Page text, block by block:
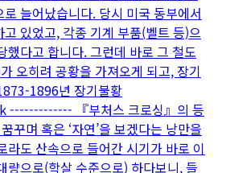
늘어났습니다. 당시 미국 동부에서
있었고, 각종 기계 부품(벨트 등)으
했다고 합니다. 그런데 바로 그 철도
오히려 공황을 가져오게 되고, 장기
1896년 장기불황
『부처스 크로싱』의 등
꾸며 혹은 ‘자연’을 보겠다는 낭만을
라도 산속으로 들어간 시기가 바로 이
량으로(학살 수준으로) 하다보니, 들